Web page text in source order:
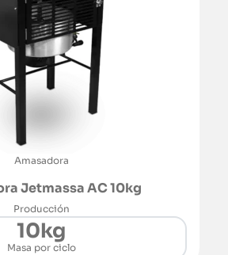
Amasadora
Jetmassa AC 10kg
Producción
10kg
Masa por ciclo